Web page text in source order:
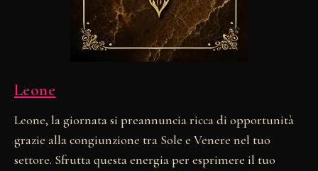
Leone
Leone, la giornata si preannuncia ricca di opportunità
grazie alla congiunzione tra Sole e Venere nel tuo
settore. Sfrutta questa energia per esprimere il tuo